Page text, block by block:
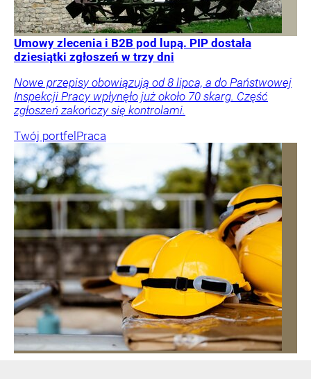
Umowy zlecenia i B2B pod lupą. PIP dostała
dziesiątki zgłoszeń w trzy dni
Nowe przepisy obowiązują od 8 lipca, a do Państwowej
Inspekcji Pracy wpłynęło już około 70 skarg. Część
zgłoszeń zakończy się kontrolami.
Twój portfelPraca